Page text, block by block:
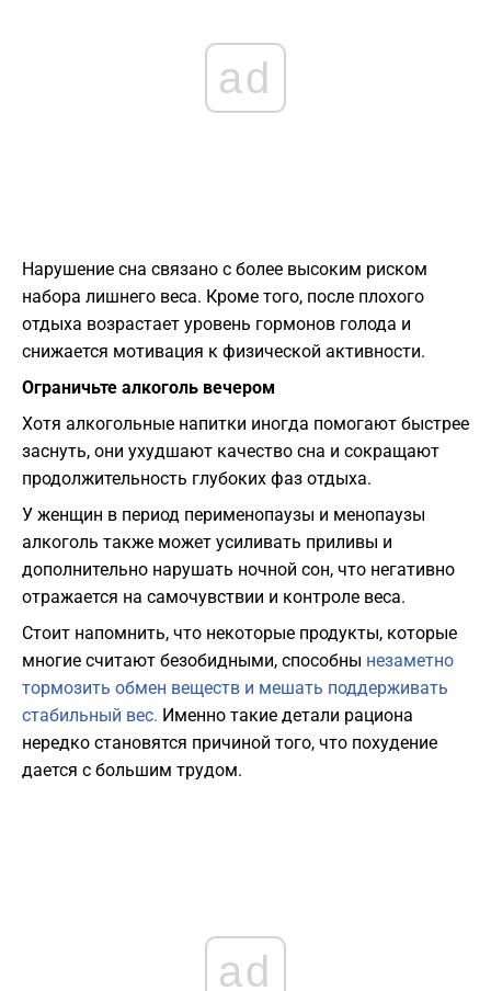
ad
Нарушение сна связано с более высоким риском
набора лишнего веса. Кроме того, после плохого
отдыха возрастает уровень гормонов голода и
снижается мотивация к физической активности.
Ограничьте алкоголь вечером
Хотя алкогольные напитки иногда помогают быстрее
заснуть, они ухудшают качество сна и сокращают
продолжительность глубоких фаз отдыха.
У женщин в период перименопаузы и менопаузы
алкоголь также может усиливать приливы и
дополнительно нарушать ночной сон, что негативно
отражается на самочувствии и контроле веса.
Стоит напомнить, что некоторые продукты, которые
многие считают безобидными, способны незаметно
тормозить обмен веществ и мешать поддерживать
стабильный вес. Именно такие детали рациона
нередко становятся причиной того, что похудение
дается с большим трудом.
ad